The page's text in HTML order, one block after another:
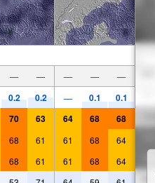
— — — — —
0.2 0.2 — 0.1 0.1
70 63 64 68 68
68 61 61 68 64
68 61 61 68 64